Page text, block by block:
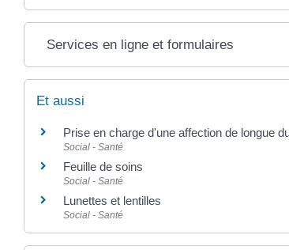
Services en ligne et formulaires
Et aussi
Prise en charge d'une affection de longue
Social - Santé
Feuille de soins
Social - Santé
Lunettes et lentilles
Social - Santé